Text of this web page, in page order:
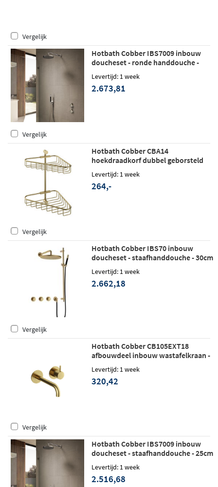
Vergelijk
Hotbath Cobber IBS7009 inbouw
doucheset - ronde handdouche -
glijstang - geborsteld messing
Levertijd: 1 week
2.673,81
Vergelijk
Hotbath Cobber CBA14
hoekdraadkorf dubbel geborsteld
Levertijd: 1 week
264,-
Vergelijk
Hotbath Cobber IBS70 inbouw
doucheset - staafhanddouche - 30cm
hoofddouche - wandarm - glijstang -
geborsteld messing
Levertijd: 1 week
2.662,18
Vergelijk
Hotbath Cobber CB105EXT18
afbouwdeel inbouw wastafelkraan -
18cm uitloop - geborsteld messing
Levertijd: 1 week
320,42
Vergelijk
Hotbath Cobber IBS7009 inbouw
doucheset - staafhanddouche - 25cm
hoofddouche - plafondbuis 15cm -
glijstang - geborsteld messing
Levertijd: 1 week
2.516,68